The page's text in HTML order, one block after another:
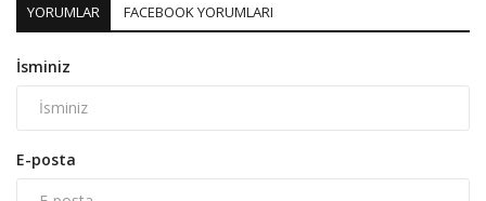
YORUMLAR FACEBOOK YORUMLARI
İsminiz
E-posta